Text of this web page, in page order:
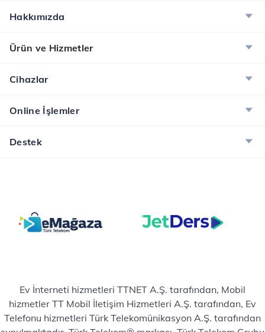
Hakkımızda
Ürün ve Hizmetler
Cihazlar
Online İşlemler
Destek
Ev İnterneti hizmetleri TTNET A.Ş. tarafından, Mobil
hizmetler TT Mobil İletişim Hizmetleri A.Ş. tarafından, Ev
Telefonu hizmetleri Türk Telekomünikasyon A.Ş. tarafından